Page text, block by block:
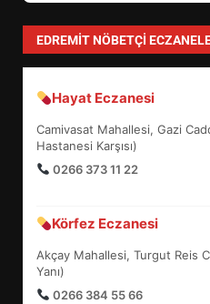
EDREMIT NÖBETÇI
Hayat Eczanesi
Camivasat Mahallesi, Gazi
Hastanesi Karşısı)
0266 373 11 22
Körfez Eczanesi
Akçay Mahallesi, Turgut Reis
Yanı)
0266 384 55 66
4
FİNALİNDE
5
BALIKESİR
UZATILDI:
6